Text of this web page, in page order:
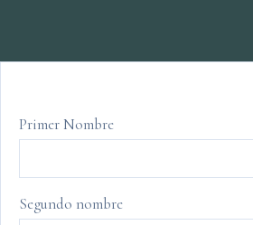
Primer Nombre
Segundo nombre